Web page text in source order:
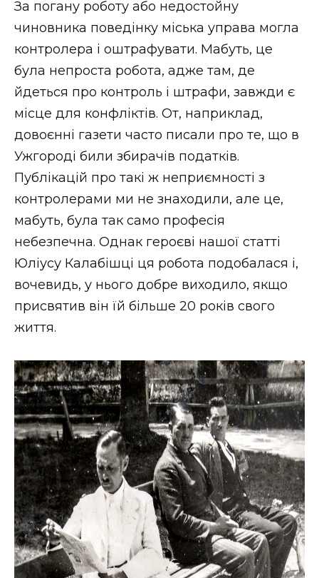
За погану роботу або недостойну
чиновника поведінку міська управа могла
контролера і оштрафувати. Мабуть, це
була непроста робота, адже там, де
йдеться про контроль і штрафи, завжди є
місце для конфліктів. От, наприклад,
довоєнні газети часто писали про те, що в
Ужгороді били збирачів податків.
Публікацій про такі ж неприємності з
контролерами ми не знаходили, але це,
мабуть, була так само професія
небезпечна. Однак героєві нашої статті
Юліусу Калабішці ця робота подобалася і,
вочевидь, у нього добре виходило, якщо
присвятив він їй більше 20 років свого
життя.